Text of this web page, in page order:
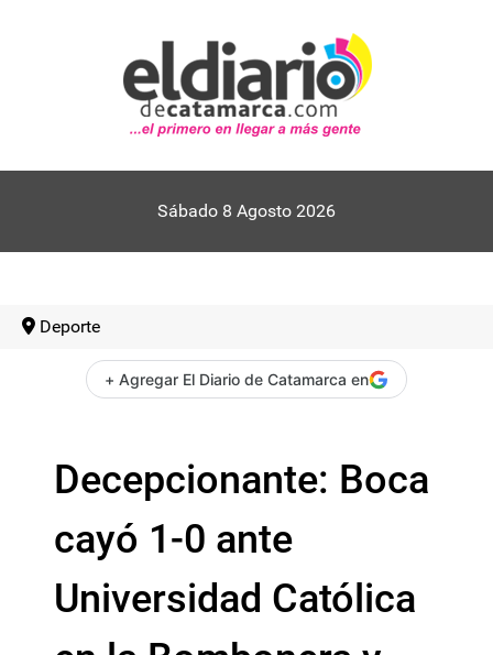
Sábado 8 Agosto 2026
Deporte
+ Agregar El Diario de Catamarca en
Decepcionante: Boca
cayó 1-0 ante
Universidad Católica